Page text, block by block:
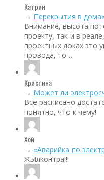
Катрин
→ Перекрытия в
Внимание, высота
проекту, так и в
проектных доках это
провода, то…
Кристина
→ Может ли
Все расписано
понятно, что к чему!
Хой
→ «Аварийка по
ЖЫлконтра!!!